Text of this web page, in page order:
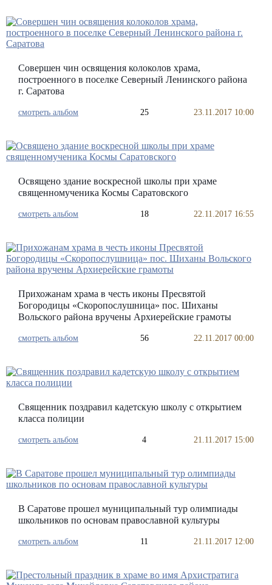
Совершен чин освящения колоколов храма,
построенного в поселке Северный Ленинского района
г. Саратова
смотреть альбом 25 23.11.2017 10:00
Освящено здание воскресной школы при храме
священномученика Космы Саратовского
смотреть альбом 18 22.11.2017 16:55
Прихожанам храма в честь иконы Пресвятой
Богородицы «Скоропослушница» пос. Шиханы
Вольского района вручены Архиерейские грамоты
смотреть альбом 56 22.11.2017 00:00
Священник поздравил кадетскую школу с открытием
класса полиции
смотреть альбом 4 21.11.2017 15:00
В Саратове прошел муниципальный тур олимпиады
школьников по основам православной культуры
смотреть альбом 11 21.11.2017 12:00